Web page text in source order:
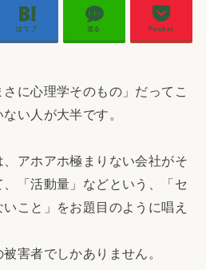
はてブ 送る Pocket
に心理学そのもの」だってこ
い人が大半です。
アホアホ極まりない会社がそ
「活動量」などという、「セ
こと」をお題目のように唱え
害者でしかありません。